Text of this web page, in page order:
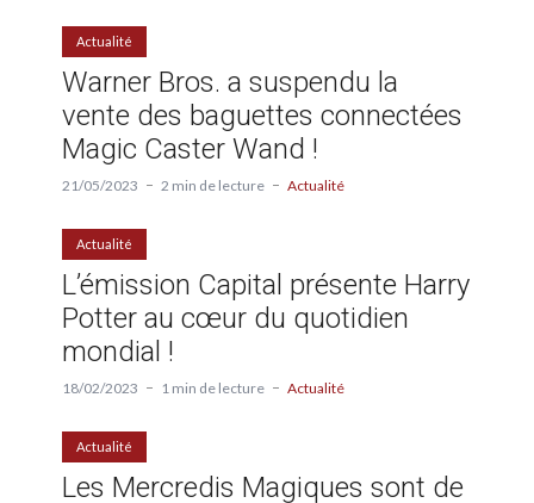
Actualité
Warner Bros. a suspendu la
vente des baguettes connectées
Magic Caster Wand !
21/05/2023 2 min de lecture Actualité
Actualité
L’émission Capital présente Harry
Potter au cœur du quotidien
mondial !
18/02/2023 1 min de lecture Actualité
Actualité
Les Mercredis Magiques sont de